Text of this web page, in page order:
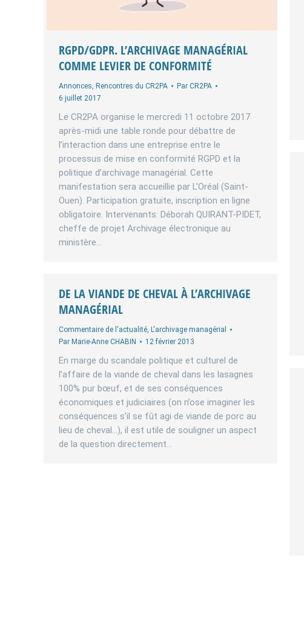
RGPD/GDPR. L’ARCHIVAGE MANAGÉRIAL
COMME LEVIER DE CONFORMITÉ
Annonces, Rencontres du CR2PA Par CR2PA
6 juillet 2017
Le CR2PA organise le mercredi 11 octobre 2017
après-midi une table ronde pour débattre de
l’interaction dans une entreprise entre le
processus de mise en conformité RGPD et la
politique d’archivage managérial. Cette
manifestation sera accueillie par L’Oréal (Saint-
Ouen). Participation gratuite, inscription en ligne
obligatoire. Intervenants: Déborah QUIRANT-PIDET,
cheffe de projet Archivage électronique au
ministère…
DE LA VIANDE DE CHEVAL À L’ARCHIVAGE
MANAGÉRIAL
Commentaire de l'actualité, L'archivage managérial
Par Marie-Anne CHABIN 12 février 2013
En marge du scandale politique et culturel de
l’affaire de la viande de cheval dans les lasagnes
100% pur bœuf, et de ses conséquences
économiques et judiciaires (on n’ose imaginer les
conséquences s’il se fût agi de viande de porc au
lieu de cheval…), il est utile de souligner un aspect
de la question directement…